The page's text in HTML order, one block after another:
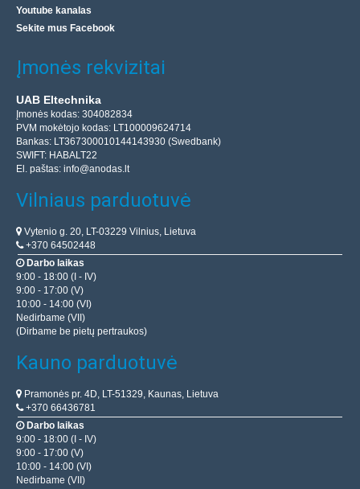
Youtube kanalas
Sekite mus Facebook
Įmonės rekvizitai
UAB Eltechnika
Įmonės kodas: 304082834
PVM mokėtojo kodas: LT100009624714
Bankas: LT367300010144143930 (Swedbank)
SWIFT: HABALT22
El. paštas: info@anodas.lt
Vilniaus parduotuvė
Vytenio g. 20, LT-03229 Vilnius, Lietuva
+370 64502448
Darbo laikas
9:00 - 18:00 (I - IV)
9:00 - 17:00 (V)
10:00 - 14:00 (VI)
Nedirbame (VII)
(Dirbame be pietų pertraukos)
Kauno parduotuvė
Pramonės pr. 4D, LT-51329, Kaunas, Lietuva
+370 66436781
Darbo laikas
9:00 - 18:00 (I - IV)
9:00 - 17:00 (V)
10:00 - 14:00 (VI)
Nedirbame (VII)